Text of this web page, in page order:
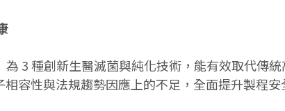
3 種創新生醫滅菌與純化技術，能有效取代傳
容性與法規趨勢因應上的不足，全面提升製程安